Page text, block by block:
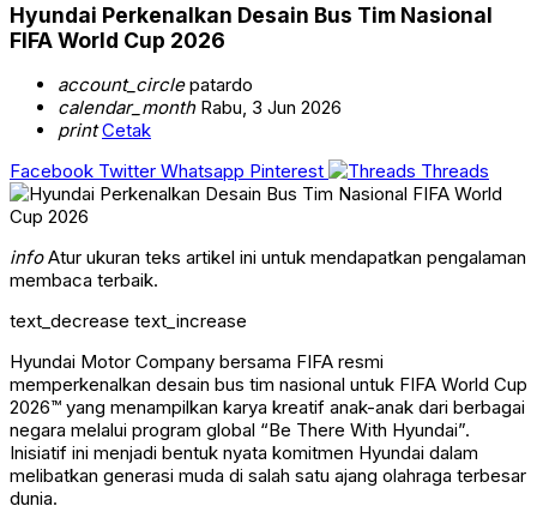
Hyundai Perkenalkan Desain Bus Tim Nasional
FIFA World Cup 2026
account_circlepatardo
calendar_monthRabu, 3 Jun 2026
print Cetak
Facebook Twitter Whatsapp Pinterest Threads
infoAtur ukuran teks artikel ini untuk mendapatkan pengalaman
membaca terbaik.
text_decrease text_increase
Hyundai Motor Company bersama FIFA resmi
memperkenalkan desain bus tim nasional untuk FIFA World Cup
2026™ yang menampilkan karya kreatif anak-anak dari berbagai
negara melalui program global “Be There With Hyundai”.
Inisiatif ini menjadi bentuk nyata komitmen Hyundai dalam
melibatkan generasi muda di salah satu ajang olahraga terbesar
dunia.